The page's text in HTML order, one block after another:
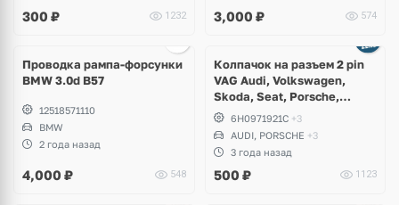
300 ₽ 1232 3,000 ₽ 574
Проводка рампа-форсунки
BMW 3.0d B57
12518571110
BMW
2 года назад
4,000 ₽ 548
Колпачок на разъем 2 pin
VAG Audi, Volkswagen,
Skoda, Seat, Porsche,
Bentley, Lamborghini
6H0971921C +3
AUDI, PORSCHE +3
3 года назад
500 ₽ 1123